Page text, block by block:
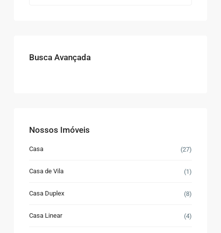
Busca Avançada
Nossos Imóveis
Casa (27)
Casa de Vila (1)
Casa Duplex (8)
Casa Linear (4)